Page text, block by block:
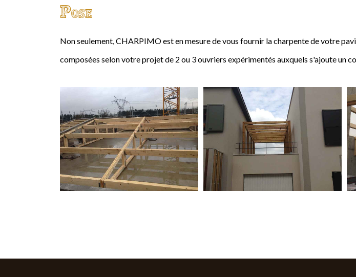
Pose
Non seulement, CHARPIMO est en mesure de vous fournir la charpente de votre
composées selon votre projet de 2 ou 3 ouvriers expérimentés auxquels s'ajoute un